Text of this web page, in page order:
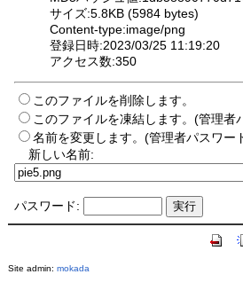
サイズ:5.8KB (5984 bytes)
Content-type:image/png
登録日時:2023/03/25 11:19:20
アクセス数:350
このファイルを削除します。
このファイルを凍結します。(管理者
名前を変更します。(管理者パスワー
新しい名前:
パスワード:
Site admin: mokada